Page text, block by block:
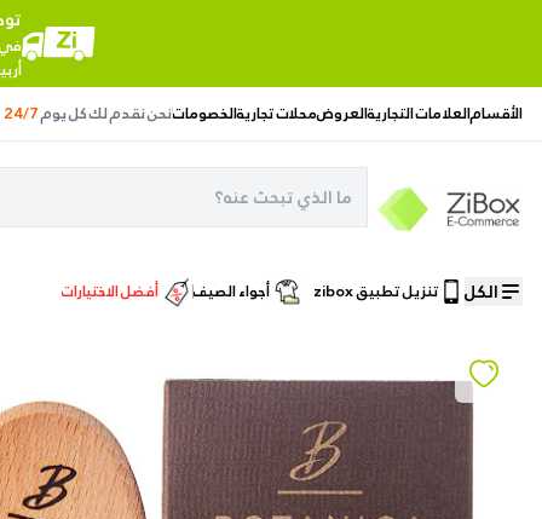
في
الأقسامالعلامات التجاريةالعروضمحلات تجاريةالخصوماتنحن نقدم لككل يوم24/7
الكل تنزيل تطبيق zibox أجواء الصيف أفضل الاختيارات
الصفحة الرئيسية /العناية الشخصية /